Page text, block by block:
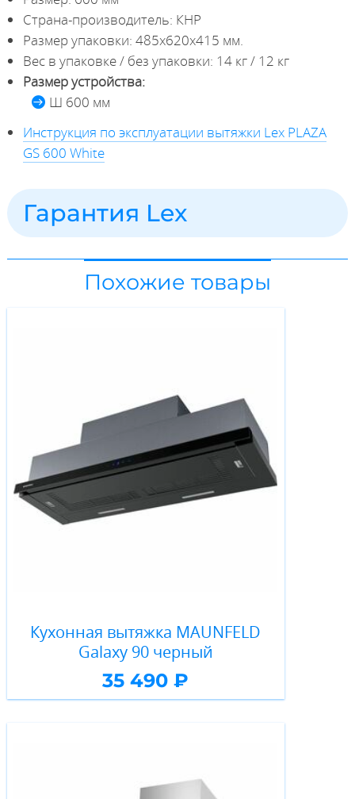
Страна-производитель: КНР
Размер упаковки: 485х620х415 мм.
Вес в упаковке / без упаковки: 14 кг / 12 кг
Размер устройства:
Ш 600 мм
Инструкция по эксплуатации вытяжки Lex PLAZA
GS 600 White
Гарантия Lex
Похожие товары
Кухонная вытяжка MAUNFELD
Galaxy 90 черный
35 490 ₽